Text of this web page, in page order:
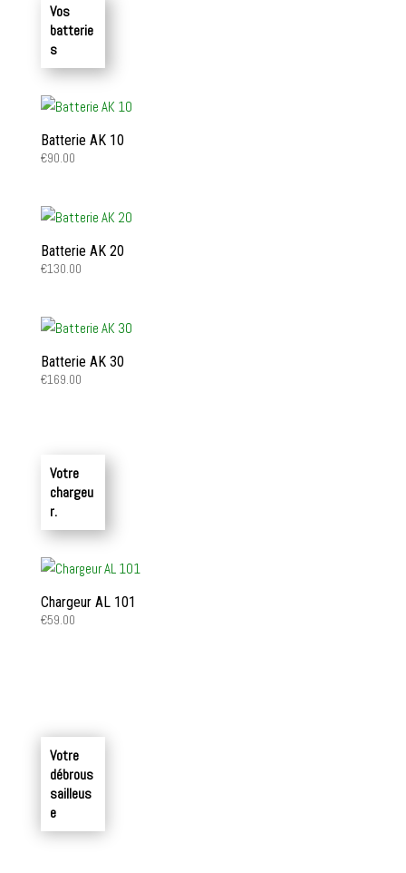
Vos
batterie
s
Batterie AK 10
€90.00
Batterie AK 20
€130.00
Batterie AK 30
€169.00
Votre
chargeu
r.
Chargeur AL 101
€59.00
Votre
débrous
sailleus
e